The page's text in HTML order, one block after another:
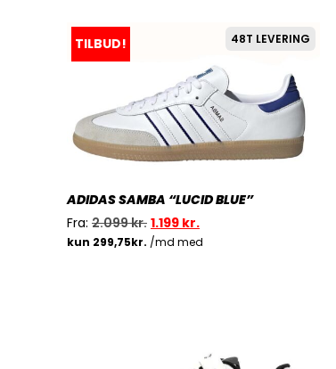
TILBUD! 48T LEVERING
ADIDAS SAMBA “LUCID BLUE”
Fra: 2.099kr. 1.199 kr.